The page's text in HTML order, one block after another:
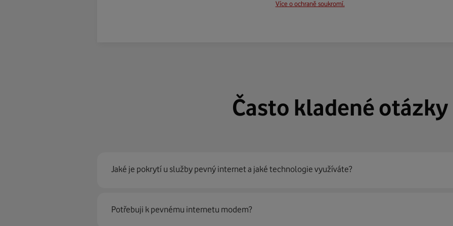
Více o ochraně soukromí.
Často kladené otázky
Jaké je pokrytí u služby pevný internet a jaké technologie využíváte?
Pevný internet můžeme nabídnout99 % českých domácností
prostřednictvím několika
Potřebuji k pevnému internetu modem?